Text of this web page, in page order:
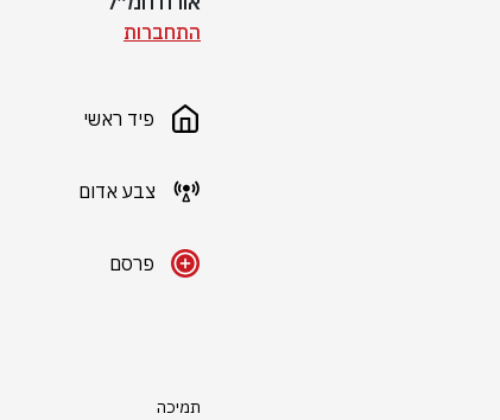
התחברות
פיד ראשי
צבע אדום
פרסם
תמיכה